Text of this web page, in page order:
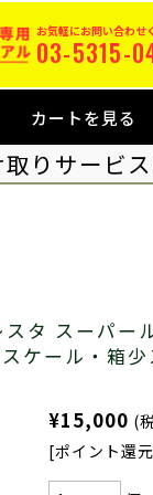
お気軽にお問い合わせ
03-5315-
カートを見る
りサービ
タ スーパー
ケール・箱少
¥15,000 (
[ポイント還